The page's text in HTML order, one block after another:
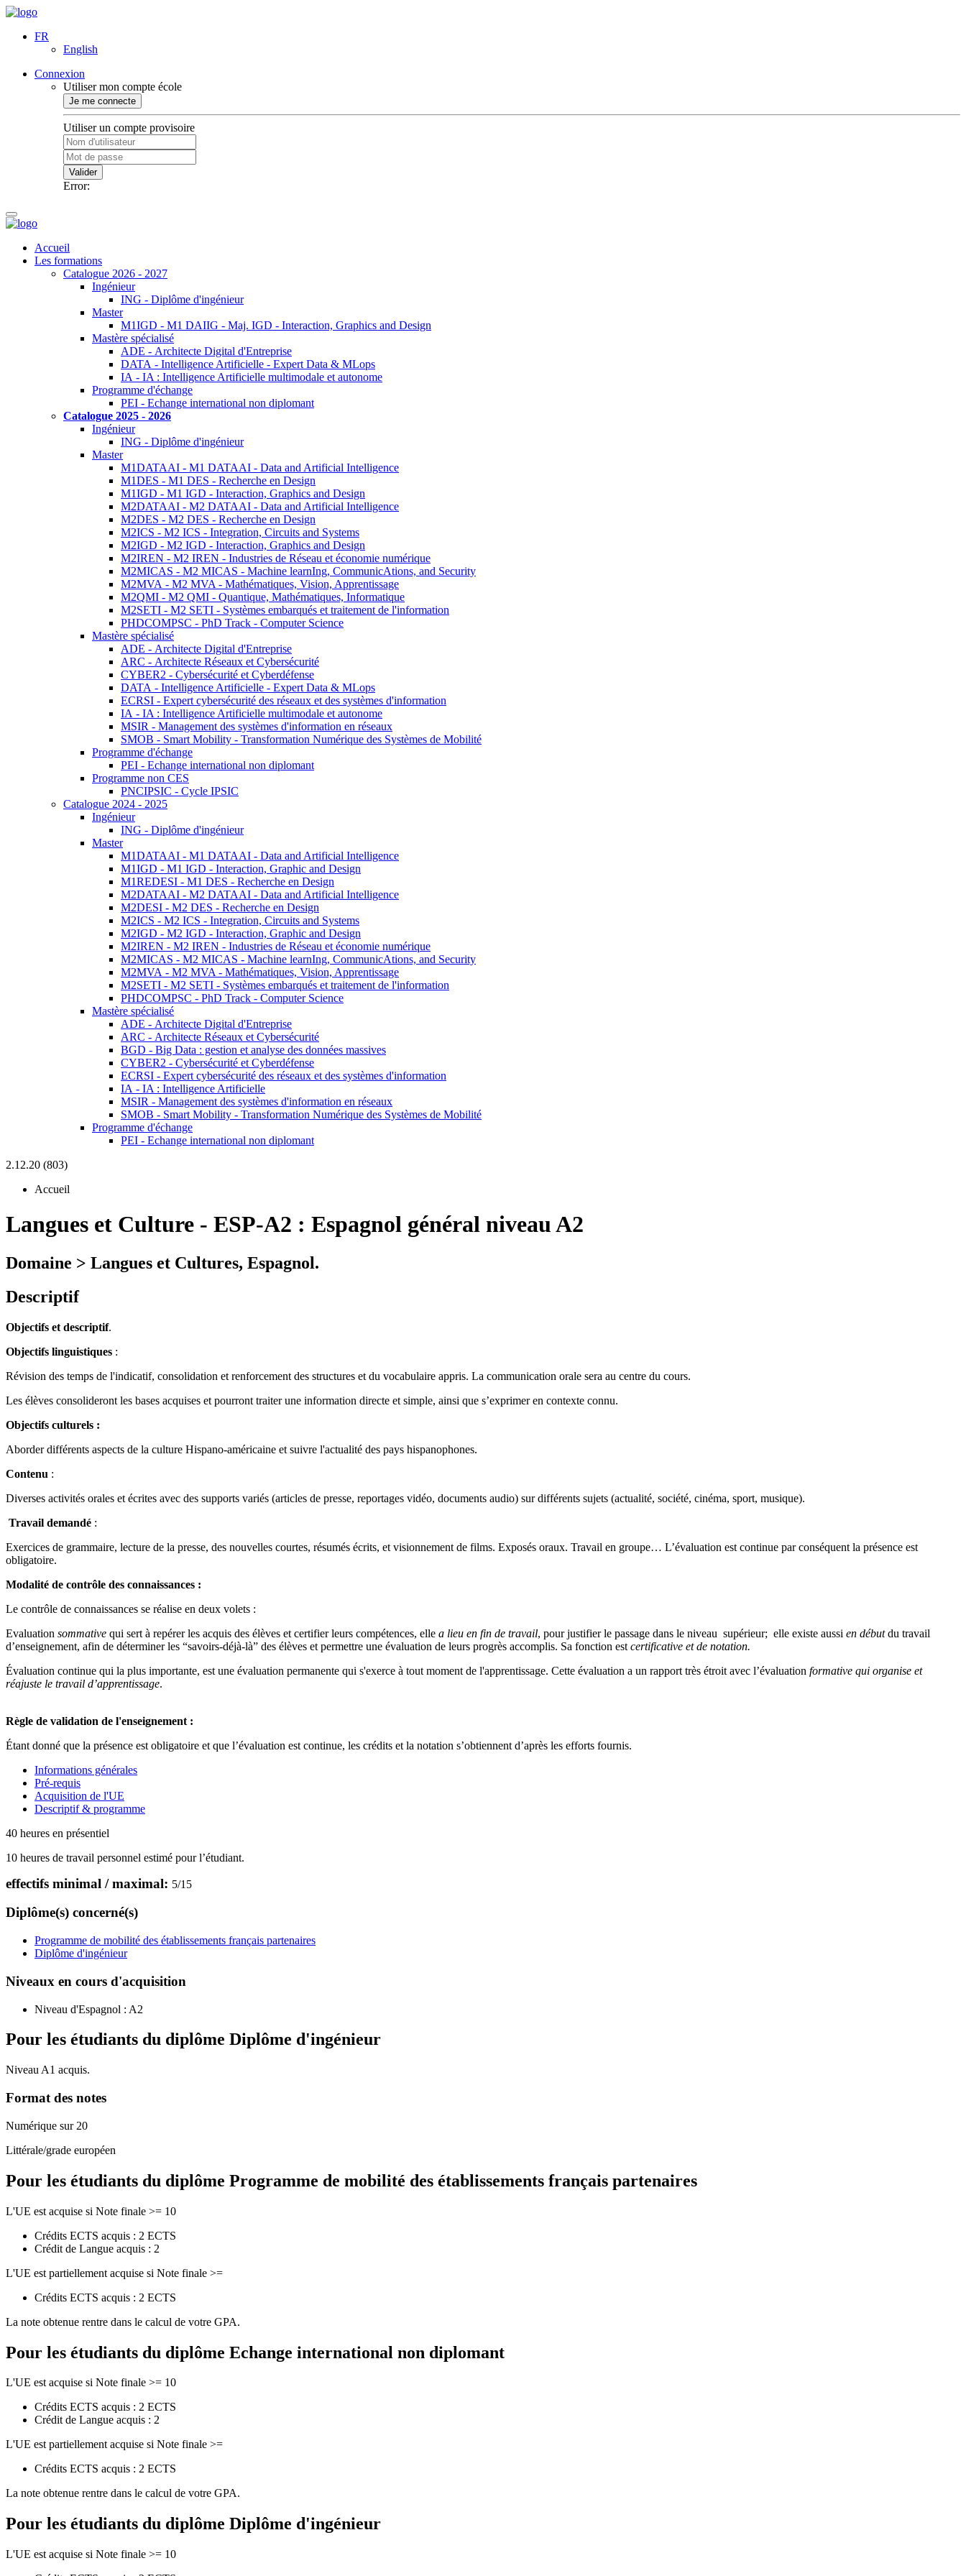
FR
English
Connexion
Utiliser mon compte école
Je me connecte
Utiliser un compte provisoire
Valider
Error:
Accueil
Les formations
Catalogue 2026 - 2027
Ingénieur
ING - Diplôme d'ingénieur
Master
M1IGD - M1 DAIIG - Maj. IGD - Interaction, Graphics and Design
Mastère spécialisé
ADE - Architecte Digital d'Entreprise
DATA - Intelligence Artificielle - Expert Data & MLops
IA - IA : Intelligence Artificielle multimodale et autonome
Programme d'échange
PEI - Echange international non diplomant
Catalogue 2025 - 2026
Ingénieur
ING - Diplôme d'ingénieur
Master
M1DATAAI - M1 DATAAI - Data and Artificial Intelligence
M1DES - M1 DES - Recherche en Design
M1IGD - M1 IGD - Interaction, Graphics and Design
M2DATAAI - M2 DATAAI - Data and Artificial Intelligence
M2DES - M2 DES - Recherche en Design
M2ICS - M2 ICS - Integration, Circuits and Systems
M2IGD - M2 IGD - Interaction, Graphics and Design
M2IREN - M2 IREN - Industries de Réseau et économie numérique
M2MICAS - M2 MICAS - Machine learnIng, CommunicAtions, and Security
M2MVA - M2 MVA - Mathématiques, Vision, Apprentissage
M2QMI - M2 QMI - Quantique, Mathématiques, Informatique
M2SETI - M2 SETI - Systèmes embarqués et traitement de l'information
PHDCOMPSC - PhD Track - Computer Science
Mastère spécialisé
ADE - Architecte Digital d'Entreprise
ARC - Architecte Réseaux et Cybersécurité
CYBER2 - Cybersécurité et Cyberdéfense
DATA - Intelligence Artificielle - Expert Data & MLops
ECRSI - Expert cybersécurité des réseaux et des systèmes d'information
IA - IA : Intelligence Artificielle multimodale et autonome
MSIR - Management des systèmes d'information en réseaux
SMOB - Smart Mobility - Transformation Numérique des Systèmes de Mobilité
Programme d'échange
PEI - Echange international non diplomant
Programme non CES
PNCIPSIC - Cycle IPSIC
Catalogue 2024 - 2025
Ingénieur
ING - Diplôme d'ingénieur
Master
M1DATAAI - M1 DATAAI - Data and Artificial Intelligence
M1IGD - M1 IGD - Interaction, Graphic and Design
M1REDESI - M1 DES - Recherche en Design
M2DATAAI - M2 DATAAI - Data and Artificial Intelligence
M2DESI - M2 DES - Recherche en Design
M2ICS - M2 ICS - Integration, Circuits and Systems
M2IGD - M2 IGD - Interaction, Graphic and Design
M2IREN - M2 IREN - Industries de Réseau et économie numérique
M2MICAS - M2 MICAS - Machine learnIng, CommunicAtions, and Security
M2MVA - M2 MVA - Mathématiques, Vision, Apprentissage
M2SETI - M2 SETI - Systèmes embarqués et traitement de l'information
PHDCOMPSC - PhD Track - Computer Science
Mastère spécialisé
ADE - Architecte Digital d'Entreprise
ARC - Architecte Réseaux et Cybersécurité
BGD - Big Data : gestion et analyse des données massives
CYBER2 - Cybersécurité et Cyberdéfense
ECRSI - Expert cybersécurité des réseaux et des systèmes d'information
IA - IA : Intelligence Artificielle
MSIR - Management des systèmes d'information en réseaux
SMOB - Smart Mobility - Transformation Numérique des Systèmes de Mobilité
Programme d'échange
PEI - Echange international non diplomant
2.12.20 (803)
Accueil
Langues et Culture - ESP-A2 : Espagnol général niveau A2
Domaine > Langues et Cultures, Espagnol.
Descriptif
Objectifs et descriptif.
Objectifs linguistiques :
Révision des temps de l'indicatif, consolidation et renforcement des structures et du vocabulaire appris. La communication orale sera au centre du cours.
Les élèves consolideront les bases acquises et pourront traiter une information directe et simple, ainsi que s’exprimer en contexte connu.
Objectifs culturels :
Aborder différents aspects de la culture Hispano-américaine et suivre l'actualité des pays hispanophones.
Contenu :
Diverses activités orales et écrites avec des supports variés (articles de presse, reportages vidéo, documents audio) sur différents sujets (actualité, société, cinéma, sport, musique).
Travail demandé :
Exercices de grammaire, lecture de la presse, des nouvelles courtes, résumés écrits, et visionnement de films. Exposés oraux. Travail en groupe… L’évaluation est continue par conséquent la présence est
obligatoire.
Modalité de contrôle des connaissances :
Le contrôle de connaissances se réalise en deux volets :
Evaluation sommative qui sert à repérer les acquis des élèves et certifier leurs compétences, elle a lieu en fin de travail, pour justifier le passage dans le niveau supérieur; elle existe aussi en débutdu travail
d’enseignement, afin de déterminer les “savoirs-déjà-là” des élèves et permettre une évaluation de leurs progrès accomplis. Sa fonction est certificative et de notation.
Évaluation continue qui la plus importante, est une évaluation permanente qui s'exerce à tout moment de l'apprentissage. Cette évaluation a un rapport très étroit avec l’évaluation formative qui organise et
réajuste le travail d’apprentissage.
Règle de validation de l'enseignement :
Étant donné que la présence est obligatoire et que l’évaluation est continue, les crédits et la notation s’obtiennent d’après les efforts fournis.
Informations générales
Pré-requis
Acquisition de l'UE
Descriptif & programme
40 heures en présentiel
10 heures de travail personnel estimé pour l’étudiant.
effectifs minimal / maximal: 5/15
Diplôme(s) concerné(s)
Programme de mobilité des établissements français partenaires
Diplôme d'ingénieur
Niveaux en cours d'acquisition
Niveau d'Espagnol : A2
Pour les étudiants du diplôme Diplôme d'ingénieur
Niveau A1 acquis.
Format des notes
Numérique sur 20
Littérale/grade européen
Pour les étudiants du diplôme Programme de mobilité des établissements français partenaires
L'UE est acquise si Note finale >= 10
Crédits ECTS acquis : 2 ECTS
Crédit de Langue acquis : 2
L'UE est partiellement acquise si Note finale >=
Crédits ECTS acquis : 2 ECTS
La note obtenue rentre dans le calcul de votre GPA.
Pour les étudiants du diplôme Echange international non diplomant
L'UE est acquise si Note finale >= 10
Crédits ECTS acquis : 2 ECTS
Crédit de Langue acquis : 2
L'UE est partiellement acquise si Note finale >=
Crédits ECTS acquis : 2 ECTS
La note obtenue rentre dans le calcul de votre GPA.
Pour les étudiants du diplôme Diplôme d'ingénieur
L'UE est acquise si Note finale >= 10